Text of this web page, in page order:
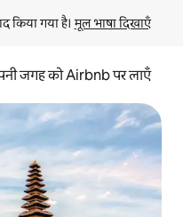
किया गया है। मूल भाषा दिखाएँ
जगह को Airbnb पर लाएँ